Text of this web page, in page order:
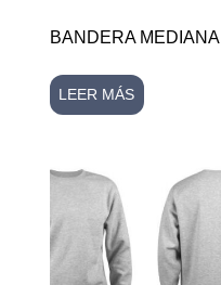
BANDERA MEDIANA
LEER MÁS